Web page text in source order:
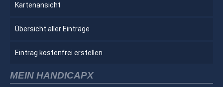
Kartenansicht
Übersicht aller Einträge
Eintrag kostenfrei erstellen
MEIN HANDICAPX